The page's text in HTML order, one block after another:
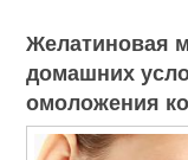
Желатиновая
домашних
омоложения